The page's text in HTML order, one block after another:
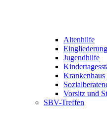
Altenhilfe
Jugendhilfe
Krankenhaus
Vorsitz und
SBV-Treffen